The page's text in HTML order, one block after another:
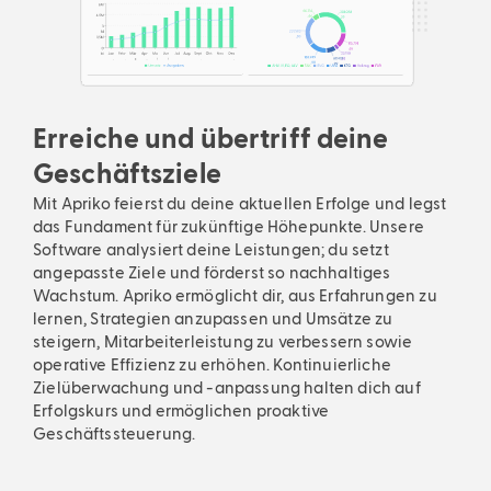
Erreiche und übertriff deine
Geschäftsziele
Mit Apriko feierst du deine aktuellen Erfolge und legst
das Fundament für zukünftige Höhepunkte. Unsere
Software analysiert deine Leistungen; du setzt
angepasste Ziele und förderst so nachhaltiges
Wachstum. Apriko ermöglicht dir, aus Erfahrungen zu
lernen, Strategien anzupassen und Umsätze zu
steigern, Mitarbeiterleistung zu verbessern sowie
operative Effizienz zu erhöhen. Kontinuierliche
Zielüberwachung und -anpassung halten dich auf
Erfolgskurs und ermöglichen proaktive
Geschäftssteuerung.